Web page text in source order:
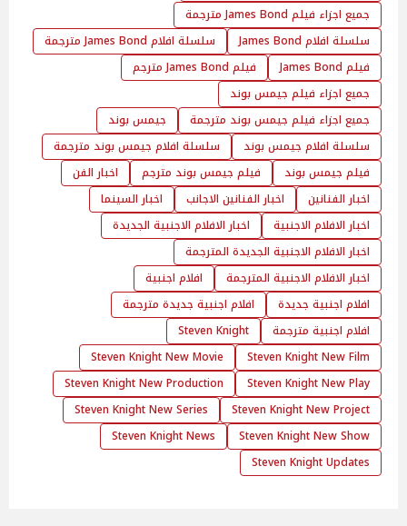
جميع اجزاء فيلم James Bond مترجمة
سلسلة افلام James Bond
سلسلة افلام James Bond مترجمة
فيلم James Bond
فيلم James Bond مترجم
جميع اجزاء فيلم جيمس بوند
جميع اجزاء فيلم جيمس بوند مترجمة
جيمس بوند
سلسلة افلام جيمس بوند
سلسلة افلام جيمس بوند مترجمة
فيلم جيمس بوند
فيلم جيمس بوند مترجم
اخبار الفن
اخبار الفنانين
اخبار الفنانين الاجانب
اخبار السينما
اخبار الافلام الاجنبية
اخبار الافلام الاجنبية الجديدة
اخبار الافلام الاجنبية الجديدة المترجمة
اخبار الافلام الاجنبية المترجمة
افلام اجنبية
افلام اجنبية جديدة
افلام اجنبية جديدة مترجمة
افلام اجنبية مترجمة
Steven Knight
Steven Knight New Film
Steven Knight New Movie
Steven Knight New Play
Steven Knight New Production
Steven Knight New Project
Steven Knight New Series
Steven Knight New Show
Steven Knight News
Steven Knight Updates